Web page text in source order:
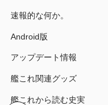
速報的な何か。
Android版
アップデート情報
艦これ関連グッズ
艦これから読む史実